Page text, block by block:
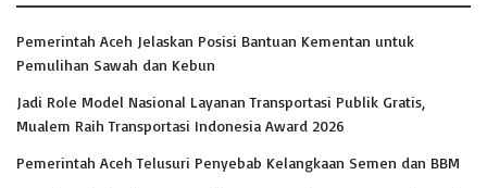
Pemerintah Aceh Jelaskan Posisi Bantuan Kementan untuk
Pemulihan Sawah dan Kebun
Jadi Role Model Nasional Layanan Transportasi Publik Gratis,
Mualem Raih Transportasi Indonesia Award 2026
Pemerintah Aceh Telusuri Penyebab Kelangkaan Semen dan BBM